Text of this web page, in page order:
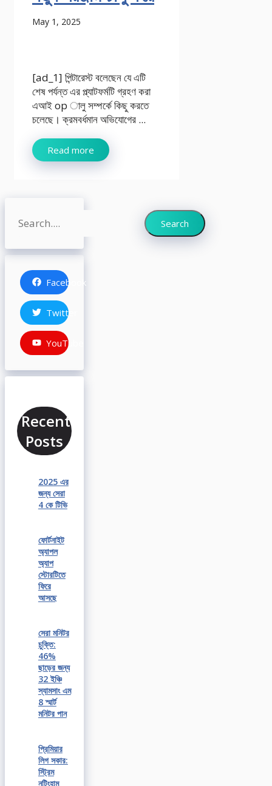
May 1, 2025
[ad_1] পিন্টারেস্ট বলেছেন যে এটি
শেষ পর্যন্ত এর প্ল্যাটফর্মটি গ্রহণ করা
এআই op ালু সম্পর্কে কিছু করতে
চলেছে। ক্রমবর্ধমান অভিযোগের ...
Read more
Search Search
Facebook
Twitter
YouTube
Recent
Posts
2025 এর
জন্য সেরা
4 কে টিভি
ফোর্টনাইট
অ্যাপল
অ্যাপ
স্টোরটিতে
ফিরে
আসছে
সেরা মনিটর
চুক্তি:
46%
ছাড়ের জন্য
32 ইঞ্চি
স্যামসাং এম
8 স্মার্ট
মনিটর পান
প্রিমিয়ার
লিগ সকার:
স্ট্রিম
নটিংহাম